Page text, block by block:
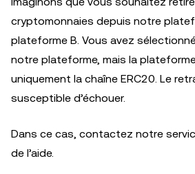
cryptomonnaies depuis notre
plateforme B. Vous avez
notre plateforme, mais la
uniquement la chaîne ERC20. Le
susceptible d’échouer.
Dans ce cas, contactez notre
de l’aide.